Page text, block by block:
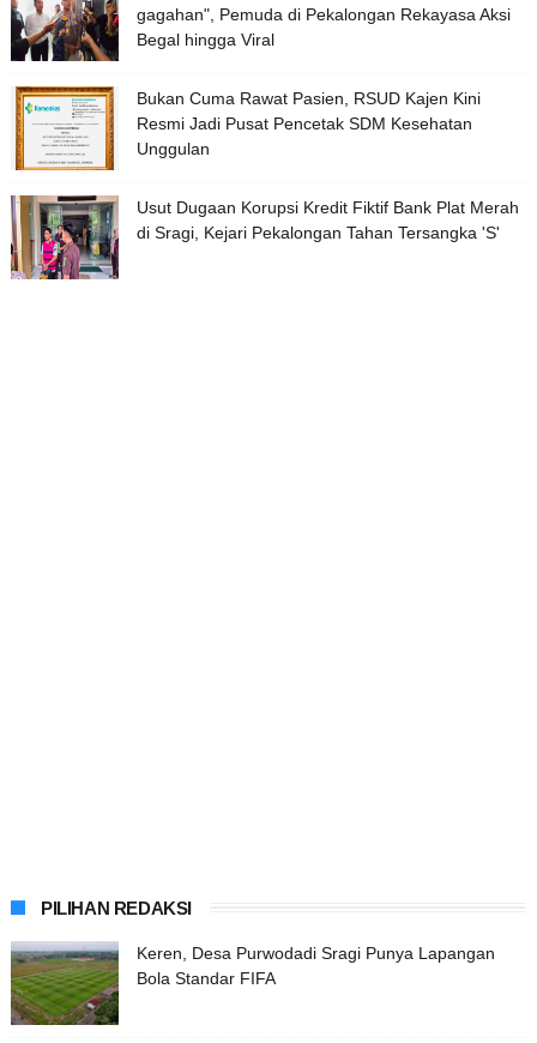
gagahan", Pemuda di Pekalongan Rekayasa Aksi
Begal hingga Viral
Bukan Cuma Rawat Pasien, RSUD Kajen Kini
Resmi Jadi Pusat Pencetak SDM Kesehatan
Unggulan
Usut Dugaan Korupsi Kredit Fiktif Bank Plat Merah
di Sragi, Kejari Pekalongan Tahan Tersangka 'S'
PILIHAN REDAKSI
Keren, Desa Purwodadi Sragi Punya Lapangan
Bola Standar FIFA